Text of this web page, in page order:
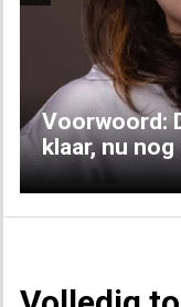
Voorwoord:
klaar, nu nog